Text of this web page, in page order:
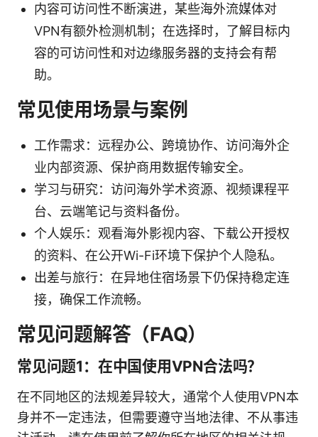
内容可访问性不断演进，某些海外流媒体对
VPN有额外检测机制；在选择时，了解目标内
容的可访问性和对边缘服务器的支持会有帮
助。
常见使用场景与案例
工作需求：远程办公、跨境协作、访问海外企
业内部资源、保护商用数据传输安全。
学习与研究：访问海外学术资源、视频课程平
台、云端笔记与资料备份。
个人娱乐：观看海外影视内容、下载公开授权
的资料、在公开Wi-Fi环境下保护个人隐私。
出差与旅行：在异地住宿场景下仍保持稳定连
接，确保工作流畅。
常见问题解答（FAQ）
常见问题1：在中国使用VPN合法吗？
在不同地区的法规差异较大，通常个人使用VPN本
身并不一定违法，但需要遵守当地法律、不从事违